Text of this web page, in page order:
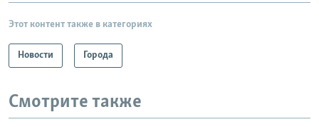
Этот контент также в категориях
Новости Города
Смотрите также